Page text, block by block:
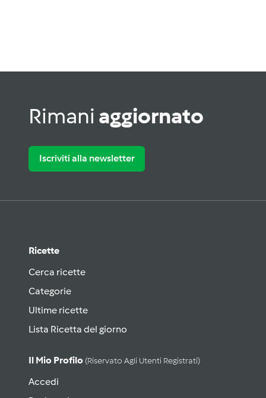
Rimani aggiornato
Iscriviti alla newsletter
Ricette
Cerca ricette
Categorie
Ultime ricette
Lista Ricetta del giorno
Il Mio Profilo (riservato Agli Utenti Registrati)
Accedi